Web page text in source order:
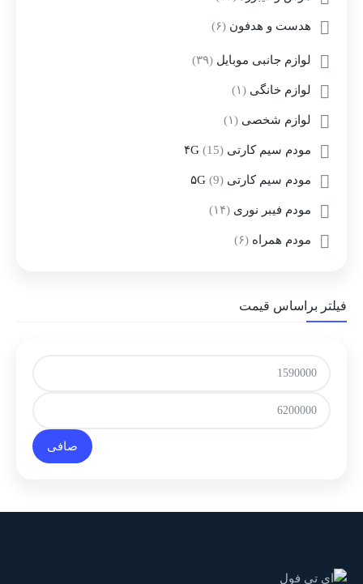
هدست و هدفون (۶)
لوازم جانبی موبایل (۳۹)
لوازم خانگی (۱)
لوازم شخصی (۱)
مودم سیم کارتی ۴G (15)
مودم سیم کارتی ۵G (9)
مودم فیبر نوری (۱۴)
مودم همراه (۶)
فیلتر براساس قیمت
صافی